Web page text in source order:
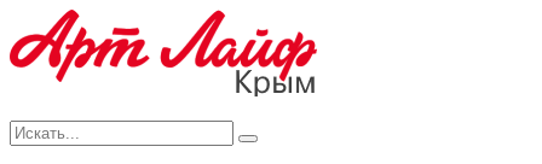
Search